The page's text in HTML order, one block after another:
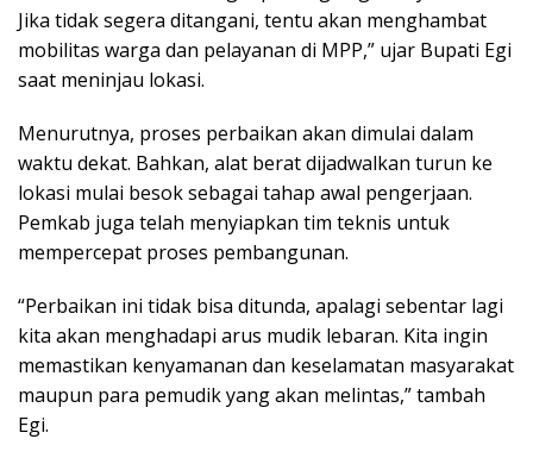
Jika tidak segera ditangani, tentu akan menghambat
mobilitas warga dan pelayanan di MPP,” ujar Bupati Egi
saat meninjau lokasi.
Menurutnya, proses perbaikan akan dimulai dalam
waktu dekat. Bahkan, alat berat dijadwalkan turun ke
lokasi mulai besok sebagai tahap awal pengerjaan.
Pemkab juga telah menyiapkan tim teknis untuk
mempercepat proses pembangunan.
“Perbaikan ini tidak bisa ditunda, apalagi sebentar lagi
kita akan menghadapi arus mudik lebaran. Kita ingin
memastikan kenyamanan dan keselamatan masyarakat
maupun para pemudik yang akan melintas,” tambah
Egi.